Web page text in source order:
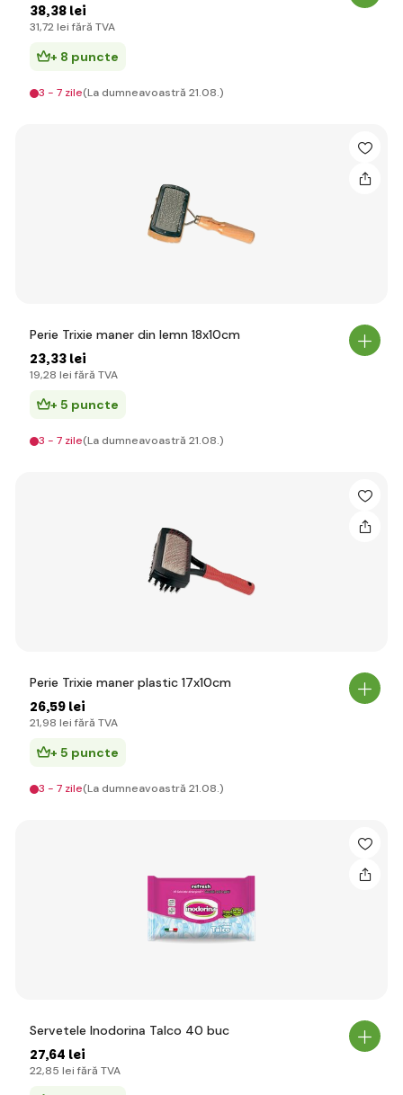
38,38 lei
31,72 lei fără TVA
+ 8 puncte
3 - 7 zile(La dumneavoastră 21.08.)
Perie Trixie maner din lemn 18x10cm
23,33 lei
19,28 lei fără TVA
+ 5 puncte
3 - 7 zile(La dumneavoastră 21.08.)
Perie Trixie maner plastic 17x10cm
26,59 lei
21,98 lei fără TVA
+ 5 puncte
3 - 7 zile(La dumneavoastră 21.08.)
Servetele Inodorina Talco 40 buc
27,64 lei
22,85 lei fără TVA